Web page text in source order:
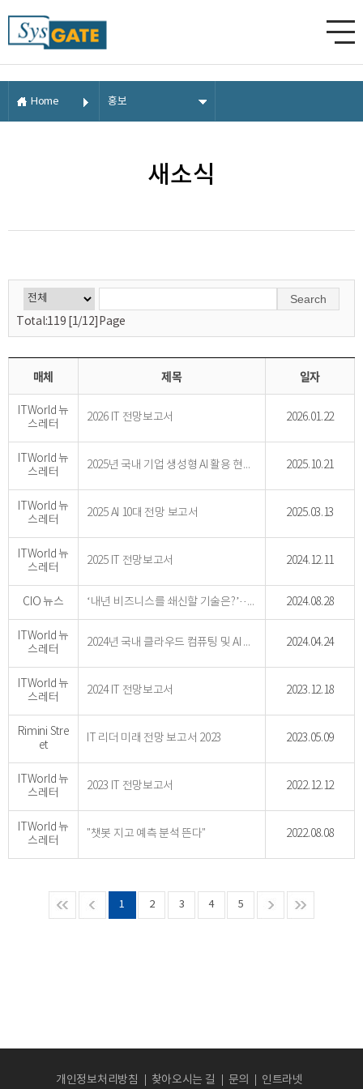
Home 홍보
새소식
Search
Total:119 [1/12]Page
매체 제목 일자
ITWorld 뉴
스레터
2026 IT 전망보고서 2026.01.22
ITWorld 뉴
스레터
2025년 국내 기업 생성형 AI 활용 현황 및 전망 2025.10.21
ITWorld 뉴
스레터
2025 AI 10대 전망 보고서 2025.03.13
ITWorld 뉴
스레터
2025 IT 전망보고서 2024.12.11
CIO 뉴스 ‘내년 비즈니스를 쇄신할 기술은?’··· IT 리더들이 지목한 7가지 2024.08.28
ITWorld 뉴
스레터
2024년 국내 클라우드 컴퓨팅 및 AI 현황과 전망 2024.04.24
ITWorld 뉴
스레터
2024 IT 전망보고서 2023.12.18
Rimini Stre
et
IT 리더 미래 전망 보고서 2023 2023.05.09
ITWorld 뉴
스레터
2023 IT 전망보고서 2022.12.12
ITWorld 뉴
스레터
"챗봇 지고 예측 분석 뜬다" 2022.08.08
1 2 3 4 5
개인정보처리방침 찾아오시는 길 문의 인트라넷